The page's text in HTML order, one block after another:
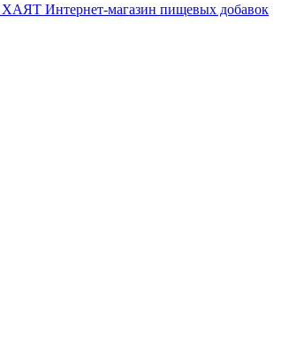
Интернет-магазин пищевых добавок